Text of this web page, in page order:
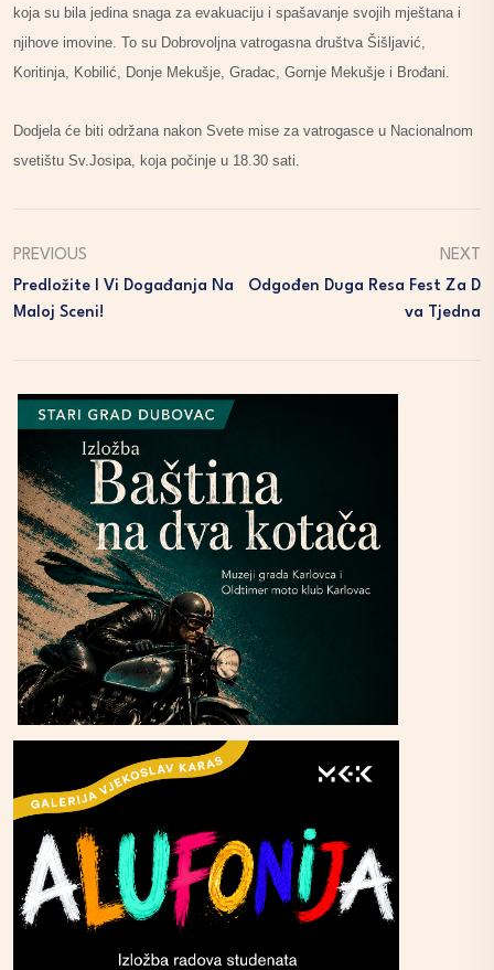
koja su bila jedina snaga za evakuaciju i spašavanje svojih mještana i
njihove imovine. To su Dobrovoljna vatrogasna društva Šišljavić,
Koritinja, Kobilić, Donje Mekušje, Gradac, Gornje Mekušje i Brođani.
Dodjela će biti održana nakon Svete mise za vatrogasce u Nacionalnom
svetištu Sv.Josipa, koja počinje u 18.30 sati.
PREVIOUS
Predložite I Vi Događanja Na
Maloj Sceni!
NEXT
Odgođen Duga Resa Fest Za D
Va Tjedna